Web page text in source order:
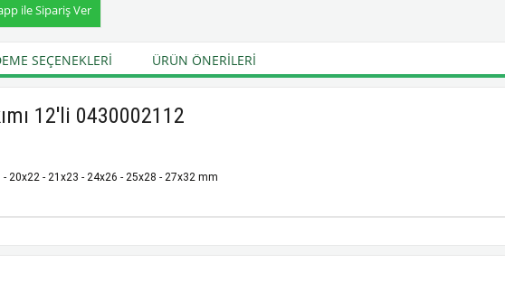
ile Sipariş Ver
SEÇENEKLERI ÜRÜN ÖNERILERI
12'li 0430002112
20x22 - 21x23 - 24x26 - 25x28 - 27x32 mm